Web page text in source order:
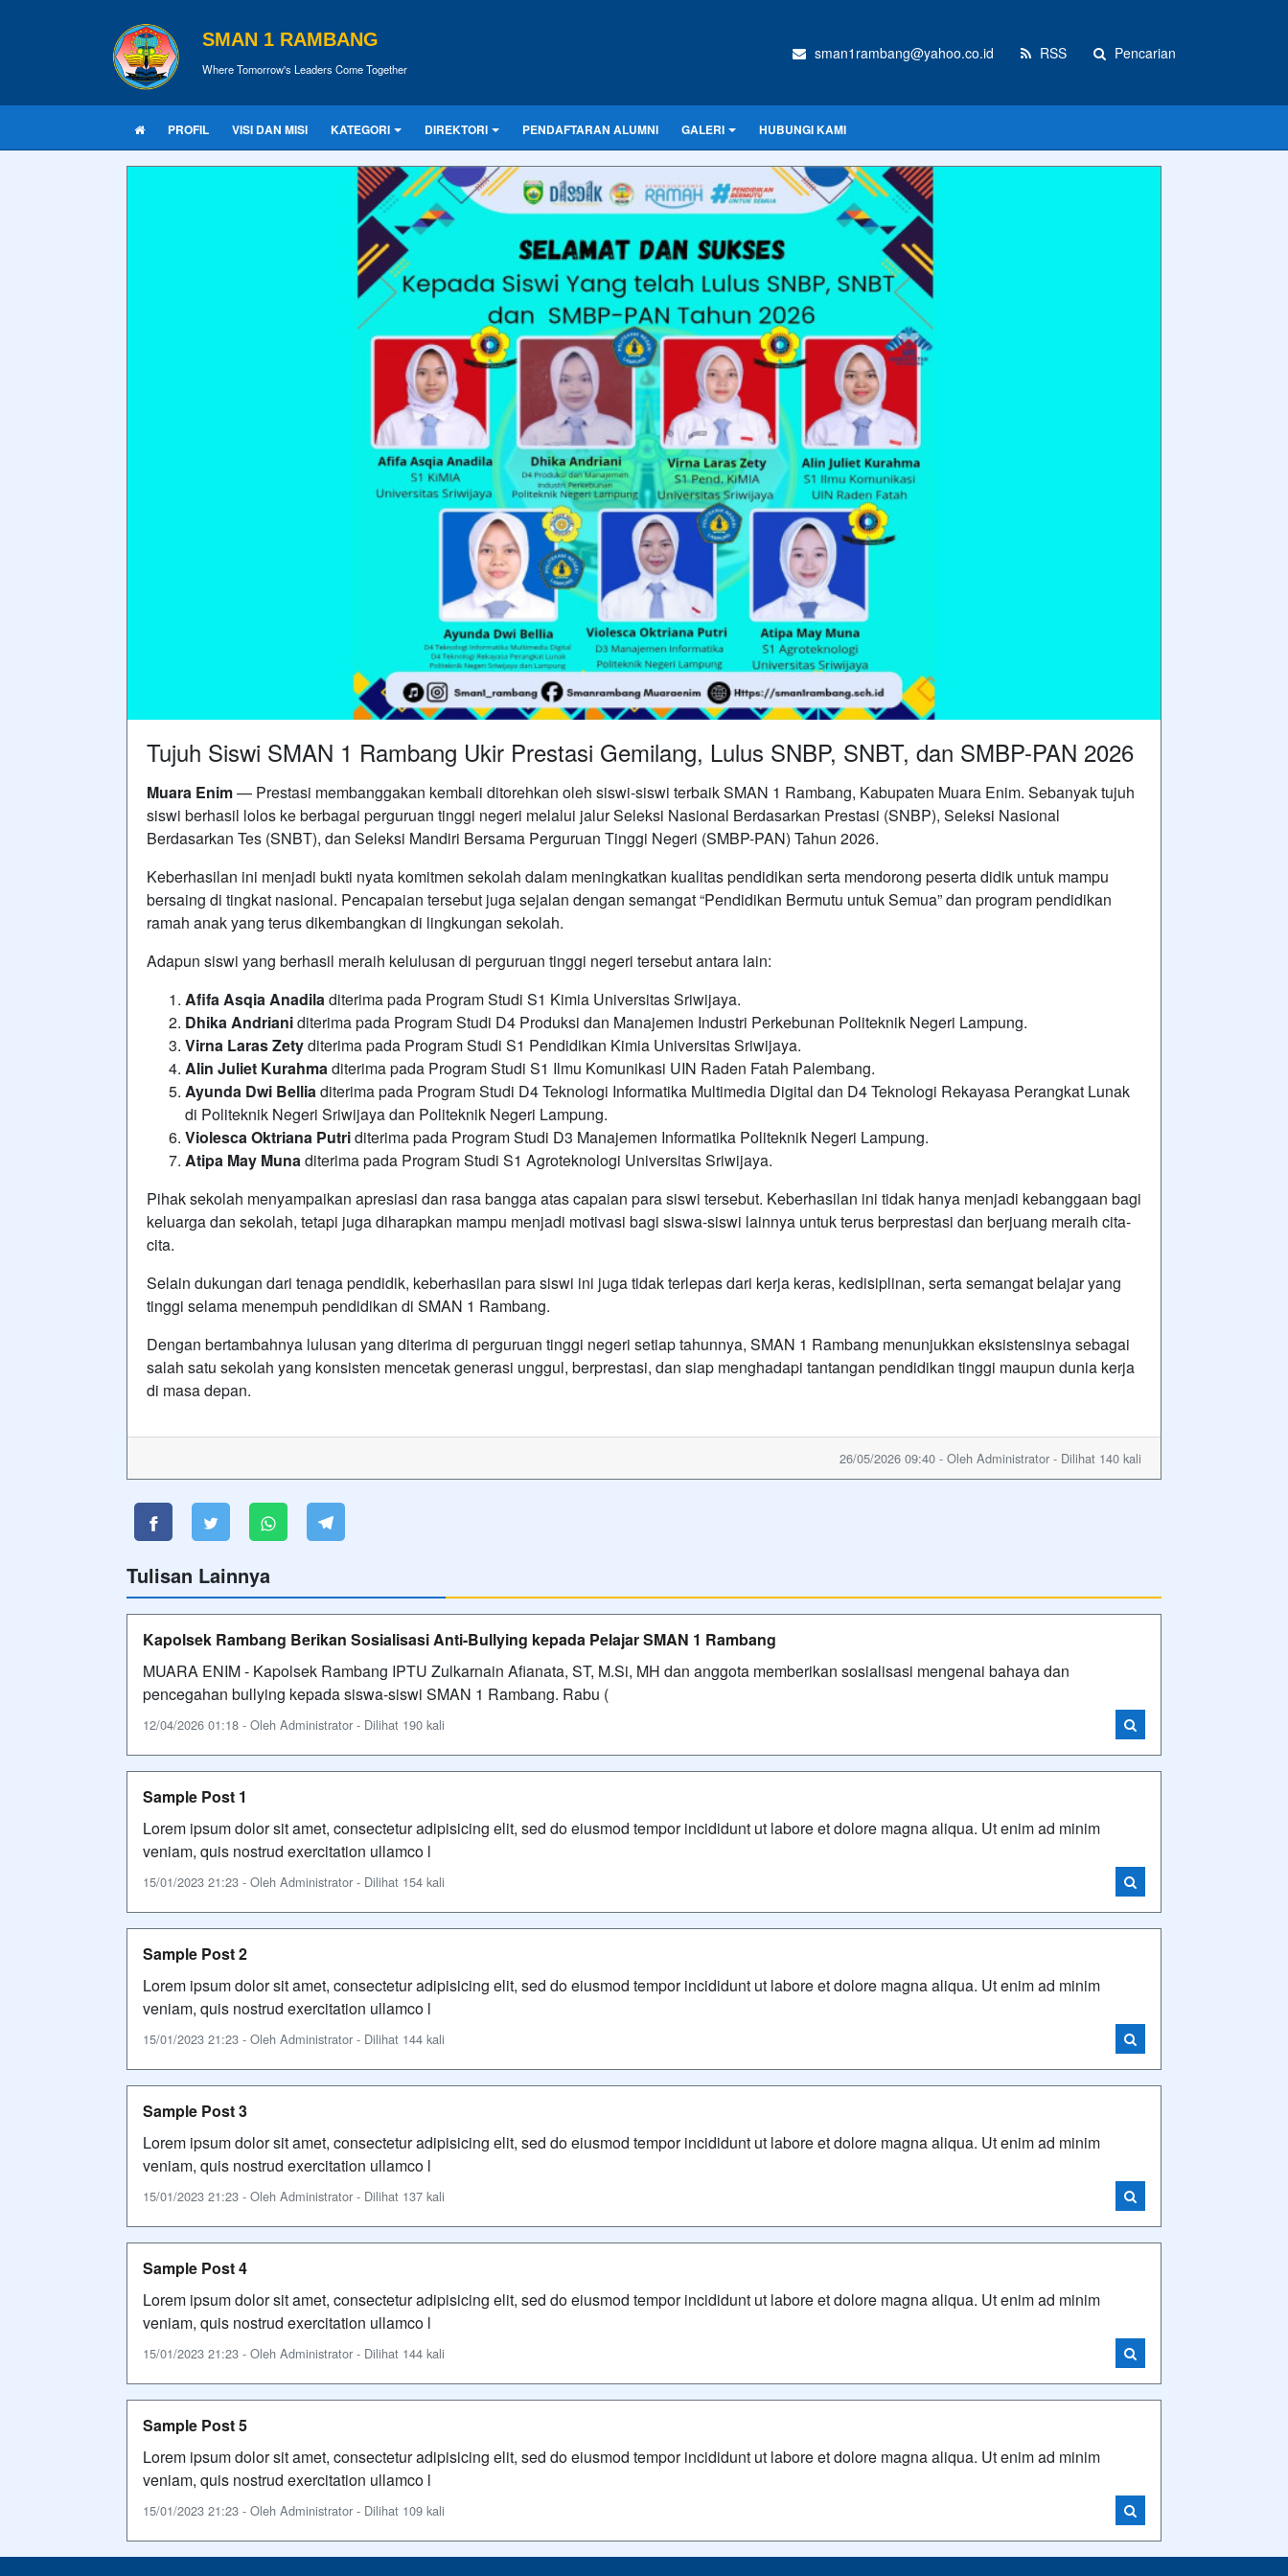
SMAN 1 RAMBANG
Where Tomorrow's Leaders Come Together
sman1rambang@yahoo.co.id RSS Pencarian
PROFIL VISI DAN MISI KATEGORI DIREKTORI PENDAFTARAN ALUMNI GALERI HUBUNGI KAMI
Tujuh Siswi SMAN 1 Rambang Ukir Prestasi Gemilang, Lulus SNBP, SNBT, dan SMBP-PAN 2026
Muara Enim— Prestasi membanggakan kembali ditorehkan oleh siswi-siswi terbaik SMAN 1 Rambang, Kabupaten Muara Enim. Sebanyak tujuh
siswi berhasil lolos ke berbagai perguruan tinggi negeri melalui jalur Seleksi Nasional Berdasarkan Prestasi (SNBP), Seleksi Nasional
Berdasarkan Tes (SNBT), dan Seleksi Mandiri Bersama Perguruan Tinggi Negeri (SMBP-PAN) Tahun 2026.
Keberhasilan ini menjadi bukti nyata komitmen sekolah dalam meningkatkan kualitas pendidikan serta mendorong peserta didik untuk mampu
bersaing di tingkat nasional. Pencapaian tersebut juga sejalan dengan semangat “Pendidikan Bermutu untuk Semua” dan program pendidikan
ramah anak yang terus dikembangkan di lingkungan sekolah.
Adapun siswi yang berhasil meraih kelulusan di perguruan tinggi negeri tersebut antara lain:
Afifa Asqia Anadiladiterima pada Program Studi S1 Kimia Universitas Sriwijaya.
Dhika Andrianiditerima pada Program Studi D4 Produksi dan Manajemen Industri Perkebunan Politeknik Negeri Lampung.
Virna Laras Zetyditerima pada Program Studi S1 Pendidikan Kimia Universitas Sriwijaya.
Alin Juliet Kurahmaditerima pada Program Studi S1 Ilmu Komunikasi UIN Raden Fatah Palembang.
Ayunda Dwi Belliaditerima pada Program Studi D4 Teknologi Informatika Multimedia Digital dan D4 Teknologi Rekayasa Perangkat Lunak
di Politeknik Negeri Sriwijaya dan Politeknik Negeri Lampung.
Violesca Oktriana Putriditerima pada Program Studi D3 Manajemen Informatika Politeknik Negeri Lampung.
Atipa May Munaditerima pada Program Studi S1 Agroteknologi Universitas Sriwijaya.
Pihak sekolah menyampaikan apresiasi dan rasa bangga atas capaian para siswi tersebut. Keberhasilan ini tidak hanya menjadi kebanggaan bagi
keluarga dan sekolah, tetapi juga diharapkan mampu menjadi motivasi bagi siswa-siswi lainnya untuk terus berprestasi dan berjuang meraih cita-
cita.
Selain dukungan dari tenaga pendidik, keberhasilan para siswi ini juga tidak terlepas dari kerja keras, kedisiplinan, serta semangat belajar yang
tinggi selama menempuh pendidikan di SMAN 1 Rambang.
Dengan bertambahnya lulusan yang diterima di perguruan tinggi negeri setiap tahunnya, SMAN 1 Rambang menunjukkan eksistensinya sebagai
salah satu sekolah yang konsisten mencetak generasi unggul, berprestasi, dan siap menghadapi tantangan pendidikan tinggi maupun dunia kerja
di masa depan.
26/05/2026 09:40 - Oleh Administrator - Dilihat 140 kali
Tulisan Lainnya
Kapolsek Rambang Berikan Sosialisasi Anti-Bullying kepada Pelajar SMAN 1 Rambang
MUARA ENIM - Kapolsek Rambang IPTU Zulkarnain Afianata, ST, M.Si, MH dan anggota memberikan sosialisasi mengenai bahaya dan
pencegahan bullying kepada siswa-siswi SMAN 1 Rambang. Rabu (
12/04/2026 01:18 - Oleh Administrator - Dilihat 190 kali
Sample Post 1
Lorem ipsum dolor sit amet, consectetur adipisicing elit, sed do eiusmod tempor incididunt ut labore et dolore magna aliqua. Ut enim ad minim
veniam, quis nostrud exercitation ullamco l
15/01/2023 21:23 - Oleh Administrator - Dilihat 154 kali
Sample Post 2
Lorem ipsum dolor sit amet, consectetur adipisicing elit, sed do eiusmod tempor incididunt ut labore et dolore magna aliqua. Ut enim ad minim
veniam, quis nostrud exercitation ullamco l
15/01/2023 21:23 - Oleh Administrator - Dilihat 144 kali
Sample Post 3
Lorem ipsum dolor sit amet, consectetur adipisicing elit, sed do eiusmod tempor incididunt ut labore et dolore magna aliqua. Ut enim ad minim
veniam, quis nostrud exercitation ullamco l
15/01/2023 21:23 - Oleh Administrator - Dilihat 137 kali
Sample Post 4
Lorem ipsum dolor sit amet, consectetur adipisicing elit, sed do eiusmod tempor incididunt ut labore et dolore magna aliqua. Ut enim ad minim
veniam, quis nostrud exercitation ullamco l
15/01/2023 21:23 - Oleh Administrator - Dilihat 144 kali
Sample Post 5
Lorem ipsum dolor sit amet, consectetur adipisicing elit, sed do eiusmod tempor incididunt ut labore et dolore magna aliqua. Ut enim ad minim
veniam, quis nostrud exercitation ullamco l
15/01/2023 21:23 - Oleh Administrator - Dilihat 109 kali